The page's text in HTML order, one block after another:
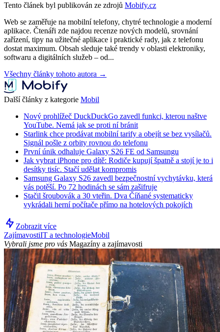
Tento článek byl publikován ze zdrojů Mobify.cz
Web se zaměřuje na mobilní telefony, chytré technologie a moderní
aplikace. Čtenáři zde najdou recenze nových modelů, srovnání
zařízení, tipy na užitečné aplikace i praktické rady, jak z telefonu
dostat maximum. Obsah sleduje také trendy v oblasti elektroniky,
softwaru a digitálních služeb – od...
Všechny články tohoto autora →
Další články z kategorie Mobil
Nový prohlížeč DuckDuckGo zavedl funkci, kterou naštve
YouTube. Nemá jak se proti ní bránit
Starlink chce prodávat mobilní tarify a obejít se bez vysílačů.
Signál pošle z orbity rovnou do telefonu
První únik odhaluje Galaxy S26 FE od Samsungu
Jak vybrat iPhone pro dítě: Rodiče kupují špatně a stojí je to i
desítky tisíc. Stačí udělat kompromis
Samsung Galaxy S26 zavedl bezpečnostní vychytávku, která
vás potěší. Po 72 hodinách se sám zašifruje
Stačil šroubovák a 30 vteřin. Dva Číňané systematicky
vykrádali herní počítače přímo na hotelových pokojích
Zobrazit více
ZajímavostiIT a technologieMobil
Vybrali jsme pro vás Magazíny a zajímavosti